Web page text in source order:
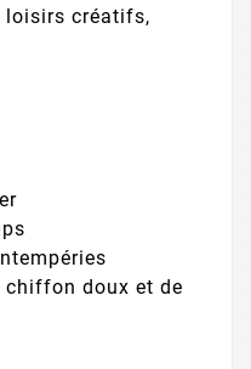
loisirs créatifs,
chiffon doux et de